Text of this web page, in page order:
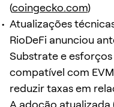
(coingecko.com)
Atualizações
RioDeFi anunciou
Substrate e
compatível com
reduzir taxas em
A adoção atualizada